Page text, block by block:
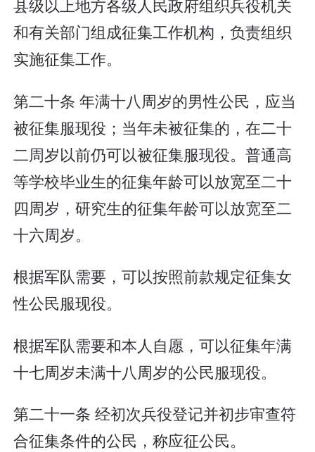
县级以上地方各级人民政府组织兵役机关
和有关部门组成征集工作机构，负责组织
实施征集工作。
第二十条 年满十八周岁的男性公民，应当
被征集服现役；当年未被征集的，在二十
二周岁以前仍可以被征集服现役。普通高
等学校毕业生的征集年龄可以放宽至二十
四周岁，研究生的征集年龄可以放宽至二
十六周岁。
根据军队需要，可以按照前款规定征集女
性公民服现役。
根据军队需要和本人自愿，可以征集年满
十七周岁未满十八周岁的公民服现役。
第二十一条 经初次兵役登记并初步审查符
合征集条件的公民，称应征公民。